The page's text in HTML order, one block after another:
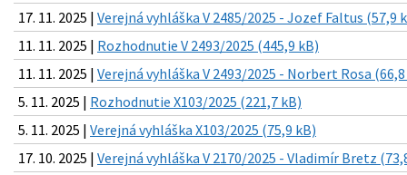
17. 11. 2025 | Verejná vyhláška V 2485/2025 - Jozef Faltus (57,9
11. 11. 2025 | Rozhodnutie V 2493/2025 (445,9 kB)
11. 11. 2025 | Verejná vyhláška V 2493/2025 - Norbert Rosa
5. 11. 2025 | Rozhodnutie X103/2025 (221,7 kB)
5. 11. 2025 | Verejná vyhláška X103/2025 (75,9 kB)
17. 10. 2025 | Verejná vyhláška V 2170/2025 - Vladimír Bretz